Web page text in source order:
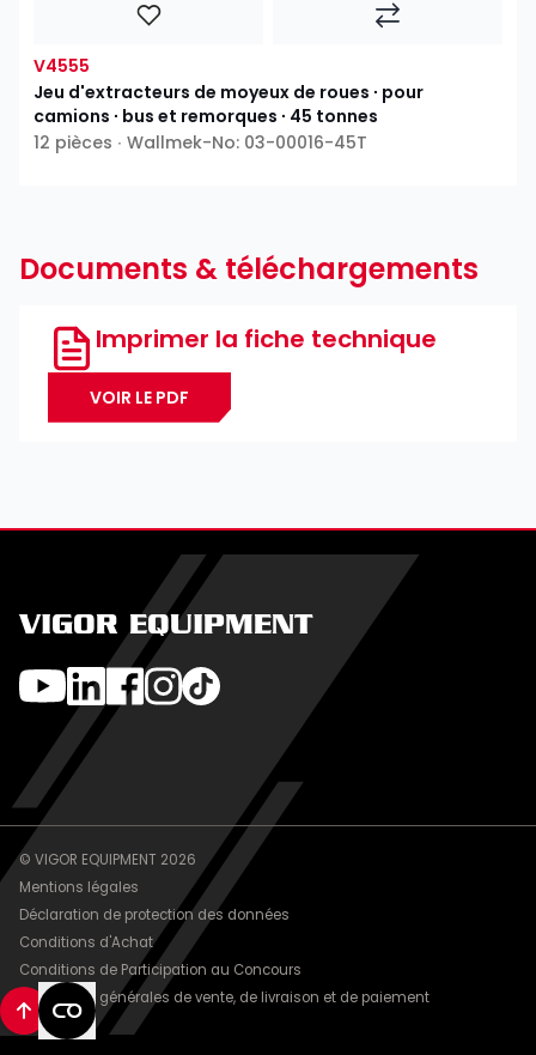
V4555
Jeu d'extracteurs de moyeux de roues ∙ pour
camions ∙ bus et remorques ∙ 45 tonnes
12 pièces ∙ Wallmek-No: 03-00016-45T
Documents & téléchargements
Imprimer la fiche technique
VOIR LE PDF
VIGOR EQUIPMENT
© VIGOR EQUIPMENT 2026
Mentions légales
Déclaration de protection des données
Conditions d'Achat
Conditions de Participation au Concours
Conditions générales de vente, de livraison et de paiement